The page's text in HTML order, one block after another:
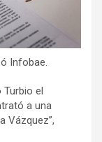
Infobae.
Turbio el
a una
Vázquez”,